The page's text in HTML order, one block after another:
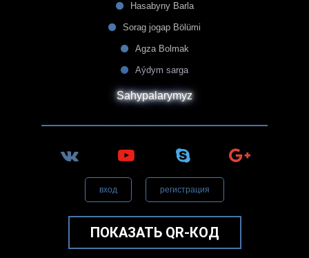
Hasabyny Barla
Sorag jogap Bölümi
Agza Bolmak
Aýdym sarga
Sahypalarymyz
вход регистрация
ПОКАЗАТЬ QR-КОД